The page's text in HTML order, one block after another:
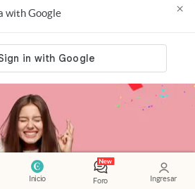
Inicio Foro Ingresar
with Google ×